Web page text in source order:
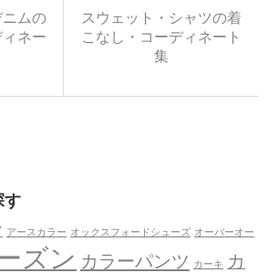
ムの
ネー
スウェット・シャツの着
こなし・コーディネート
集
す
アースカラー オックスフォードシューズ オーバーオー
ズン カラーパンツ カーキ カ